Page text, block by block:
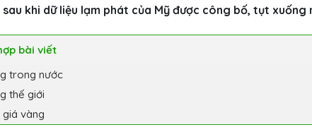
sau khi dữ liệu lạm phát của Mỹ được công bố, tụt
bài viết
trong nước
thế giới
vàng